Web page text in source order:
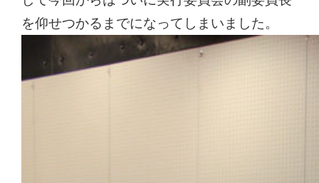
を仰せつかるまでになってしまいました。